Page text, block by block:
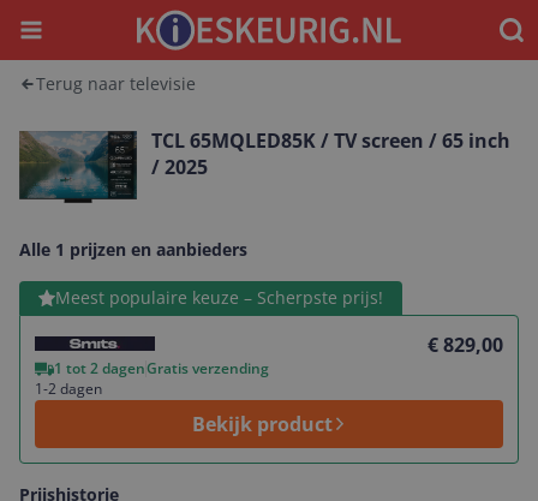
Menu
Terug naar televisie
TCL 65MQLED85K / TV screen / 65 inch
/ 2025
Alle 1 prijzen en aanbieders
Meest populaire keuze – Scherpste prijs!
€ 829,00
1 tot 2 dagenGratis verzending
1-2 dagen
Bekijk product
Bekijk product
Prijshistorie